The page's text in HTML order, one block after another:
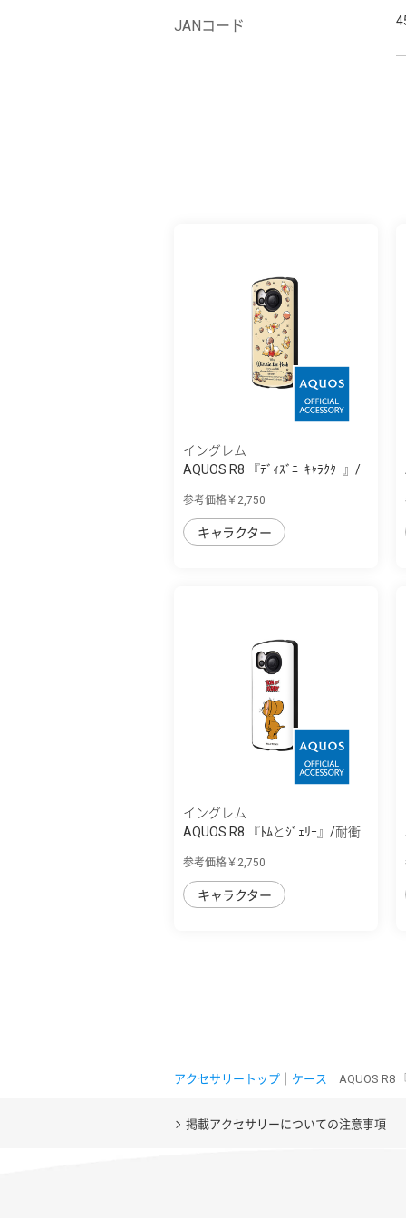
JANコード
イングレム
AQUOS R8 『ﾃﾞｨｽﾞﾆｰｷｬﾗｸﾀｰ』/
参考価格￥2,750
キャラクター
イングレム
AQUOS R8 『ﾄﾑとｼﾞｪﾘｰ』/耐衝
参考価格￥2,750
キャラクター
アクセサリートップ ケース ｜AQUOS
掲載アクセサリーについての注意事項